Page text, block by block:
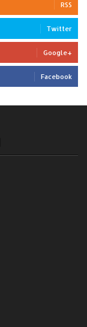
RSS
Twitter
Google+
Facebook